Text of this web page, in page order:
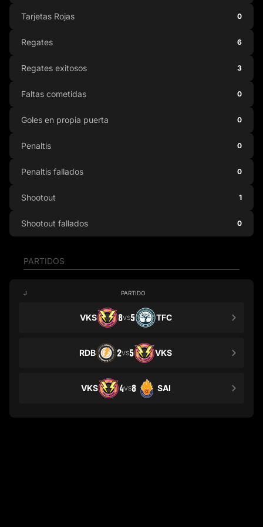
PARTIDOS
J PARTIDO
VKS 8VS5 TFC
RDB 2VS5 VKS
VKS 4VS8 SAI
Tarjetas Rojas 0
Regates 6
Regates exitosos 3
Faltas cometidas 0
Goles en propia puerta 0
Penaltis 0
Penaltis fallados 0
Shootout 1
Shootout fallados 0